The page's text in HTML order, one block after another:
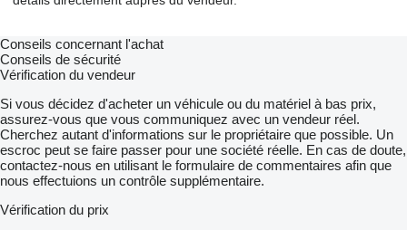
Conseils concernant l'achat
Conseils de sécurité
Vérification du vendeur
Si vous décidez d'acheter un véhicule ou du matériel à bas prix,
assurez-vous que vous communiquez avec un vendeur réel.
Cherchez autant d'informations sur le propriétaire que possible. Un
escroc peut se faire passer pour une société réelle. En cas de doute,
contactez-nous en utilisant le formulaire de commentaires afin que
nous effectuions un contrôle supplémentaire.
Vérification du prix